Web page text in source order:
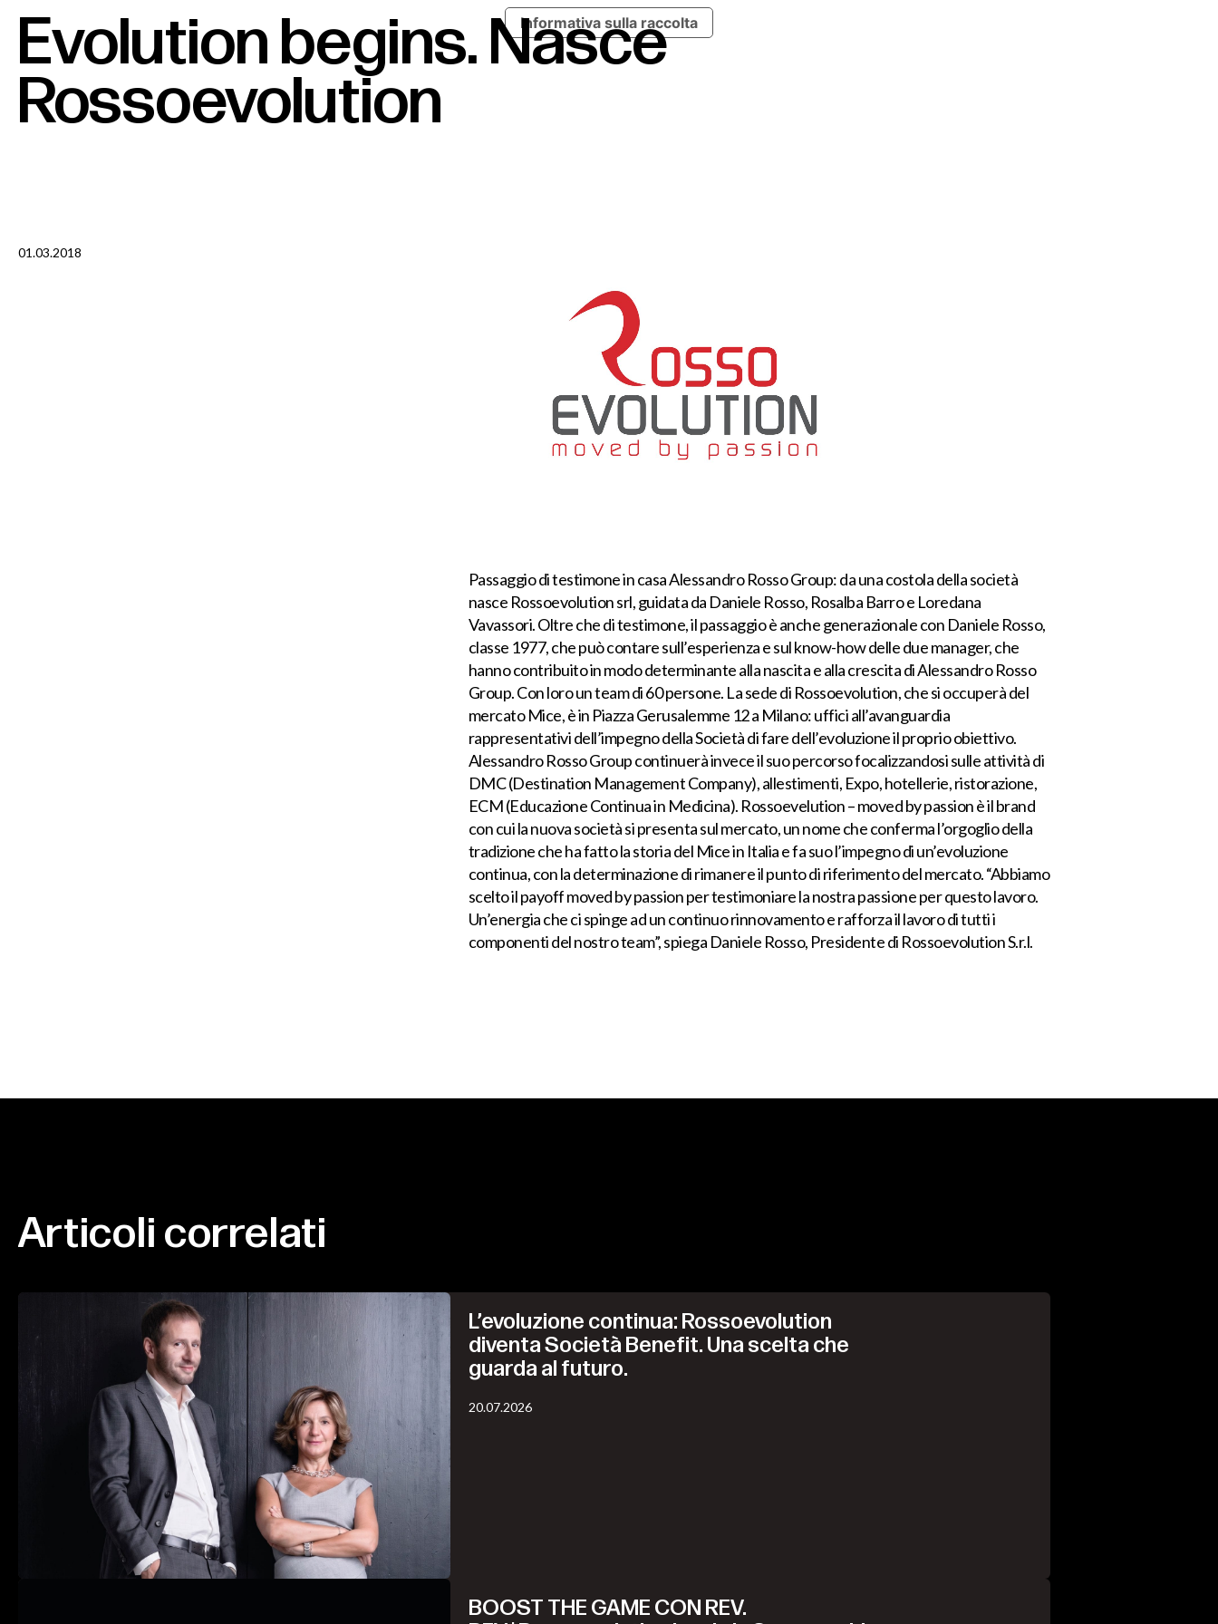
Evolutionbegins.Nasce
Rossoevolution
01.03.2018
Passaggio di testimone in casa Alessandro Rosso Group: da una costola della società
nasce Rossoevolution srl, guidata da Daniele Rosso, Rosalba Barro e Loredana
Vavassori. Oltre che di testimone, il passaggio è anche generazionale con Daniele Rosso,
classe 1977, che può contare sull’esperienza e sul know-how delle due manager, che
hanno contribuito in modo determinante alla nascita e alla crescita di Alessandro Rosso
Group. Con loro un team di 60 persone. La sede di Rossoevolution, che si occuperà del
mercato Mice, è in Piazza Gerusalemme 12 a Milano: uffici all’avanguardia
rappresentativi dell’impegno della Società di fare dell’evoluzione il proprio obiettivo.
Alessandro Rosso Group continuerà invece il suo percorso focalizzandosi sulle attività di
DMC (Destination Management Company), allestimenti, Expo, hotellerie, ristorazione,
ECM (Educazione Continua in Medicina). Rossoevelution – moved by passion è il brand
con cui la nuova società si presenta sul mercato, un nome che conferma l’orgoglio della
tradizione che ha fatto la storia del Mice in Italia e fa suo l’impegno di un’evoluzione
continua, con la determinazione di rimanere il punto di riferimento del mercato. “Abbiamo
scelto il payoff moved by passion per testimoniare la nostra passione per questo lavoro.
Un’energia che ci spinge ad un continuo rinnovamento e rafforza il lavoro di tutti i
componenti del nostro team”, spiega Daniele Rosso, Presidente di Rossoevolution S.r.l.
Articoli correlati
L’evoluzione continua: Rossoevolution
diventa Società Benefit. Una scelta che
guarda al futuro.
20.07.2026
BOOST THE GAME CON REV.
Informativa sulla raccolta